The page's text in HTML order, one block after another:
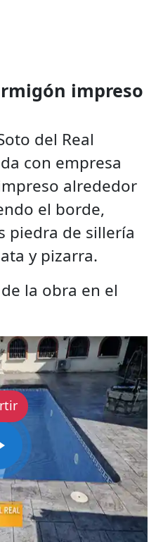
impreso
del Real
con empresa
alrededor
el borde,
piedra de sillería
y pizarra.
la obra en el